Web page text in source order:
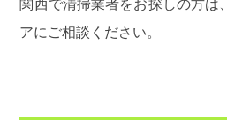
関西で清掃業者をお探しの方は
アにご相談ください。